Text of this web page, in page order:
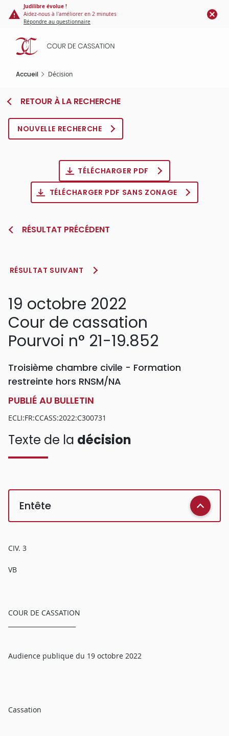
Panneau de gestion des cookies
contenu
principal
Judilibre évolue !
Aidez-nous à l'améliorer en 2 minutes
Répondre au questionnaire
Accueil Décision
RETOUR À LA RECHERCHE
NOUVELLE RECHERCHE
TÉLÉCHARGER PDF
TÉLÉCHARGER PDF SANS ZONAGE
RÉSULTAT PRÉCÉDENT
RÉSULTAT SUIVANT
19 octobre 2022
Cour de cassation
Pourvoi n° 21-19.852
Troisième chambre civile - Formation
restreinte hors RNSM/NA
PUBLIÉ AU BULLETIN
ECLI:FR:CCASS:2022:C300731
Texte de la décision
Entête
CIV. 3
VB
COUR DE CASSATION
Audience publique du 19 octobre 2022
Cassation